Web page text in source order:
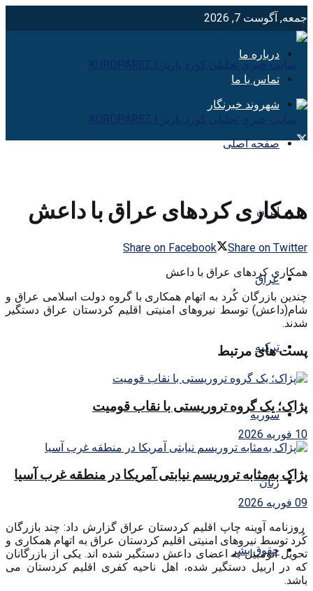
جمعه, آگوست 7, 2026
درباره ما
تماس با ما
شهروند خبرنگار
صفحه اصلی
ایران
عراق
ترکیه
سوریه
زنان
حقوق بشر
همکاری کردهای عراق با داعش
Share on Facebook
Share on Twitter
همکاری کردهای عراق با داعش
چندین بازرگان کُرد به اتهام همکاری با گروه دولت اسلامی عراق و
شام(داعش) توسط نیروهای امنیتی اقلیم کردستان عراق دستگیر
شدند.
پست های مرتبط
پژاک؛ یک گروه تروریستی با نقاب قومیت
10 فوریه 2026
پژاک به‌مثابه تروریسم نیابتی آمریکا در منطقه غرب آسیا
09 فوریه 2026
روزنامه آوینه چاپ اقلیم کردستان عراق گزارش داد: چند بازرگان
کُرد توسط نیروهای امنیتی اقلیم کردستان عراق به اتهام همکاری و
تحویل اتومبیل به اعضای داعش دستگیر شده اند. یکی از بازرگانان
که در اربیل دستگیر شده، اهل ناحیه کفری اقلیم کردستان می
باشد.